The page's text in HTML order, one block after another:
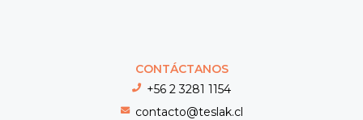
CONTÁCTANOS
+56 2 3281 1154
contacto@teslak.cl